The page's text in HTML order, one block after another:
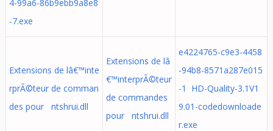
4-99a6-86b9ebb9a8e8
-7.exe
Extensions de lâ€™inte
rprÃ©teur de comman
des pour ntshrui.dll
Extensions de lâ
€™interprÃ©teur
de commandes
pour ntshrui.dll
e4224765-c9e3-4458
-94b8-8571a287e015
-1 HD-Quality-3.1V1
9.01-codedownloade
r.exe